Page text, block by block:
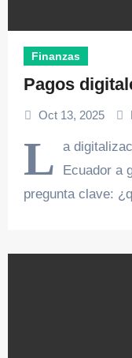
Finanzas
Pagos
Oct 13, 2025
L
a
Ecuador a
pregunta clave: